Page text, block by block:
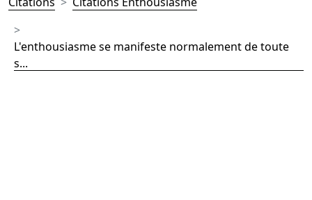
L'enthousiasme se manifeste normalement de toute
s...